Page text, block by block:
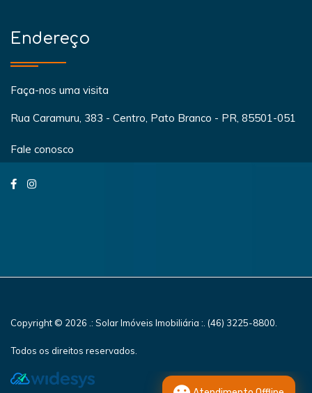
Endereço
Faça-nos uma visita
Rua Caramuru, 383 - Centro, Pato Branco - PR, 85501-051
Fale conosco
Copyright © 2026 .: Solar Imóveis Imobiliária :. (46) 3225-8800.
Todos os direitos reservados.